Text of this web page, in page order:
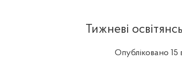
Тижневі
Опубліковано 15